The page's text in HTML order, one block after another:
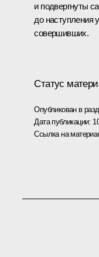
и подвергнуты
до наступления
совершивших.
Статус
Опубликован в
Дата публикации:
Ссылка на